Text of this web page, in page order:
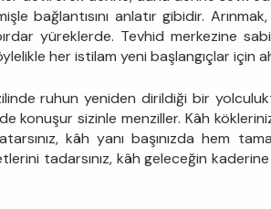
bağlantısını anlatır gibidir.
yüreklerde. Tevhid merkezine
her istilam yeni başlangıçlar için
ruhun yeniden dirildiği bir
konuşur sizinle menziller. Kâh
kâh yanı başınızda hem
tadarsınız, kâh geleceğin